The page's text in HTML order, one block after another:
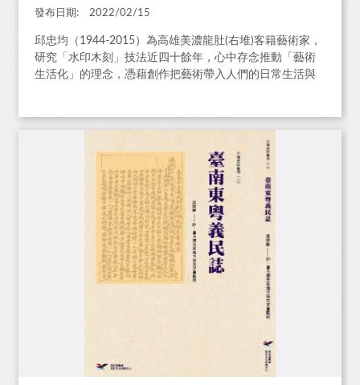
發布日期: 2022/02/15
邱忠均（1944-2015）為高雄美濃龍肚(右堆)客籍藝術家，
研究「水印木刻」技法近四十餘年，心中存念推動「藝術
生活化」的理念，憑藉創作把藝術帶入人們的日常生活與